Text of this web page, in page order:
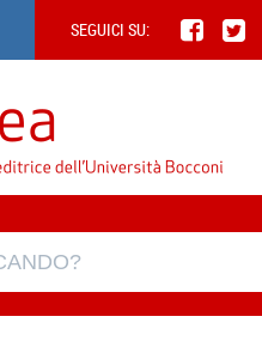
SEGUICI SU: